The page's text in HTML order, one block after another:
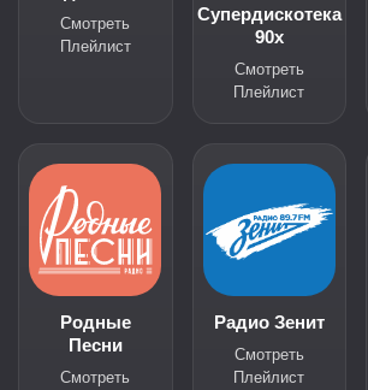
Смотреть
Плейлист
Супердискотека
90х
Смотреть
Плейлист
Родные
Песни
Смотреть
Радио Зенит
Смотреть
Плейлист